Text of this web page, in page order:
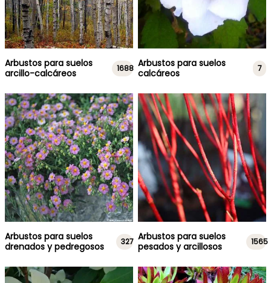
Arbustos para suelos
arcillo-calcáreos
1688 Arbustos para suelos
calcáreos
7
Arbustos para suelos
drenados y pedregosos
327 Arbustos para suelos
pesados y arcillosos
1565